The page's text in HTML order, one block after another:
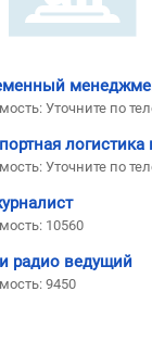
Уточните по
логистика
Уточните по
10560
радио ведущий
9450